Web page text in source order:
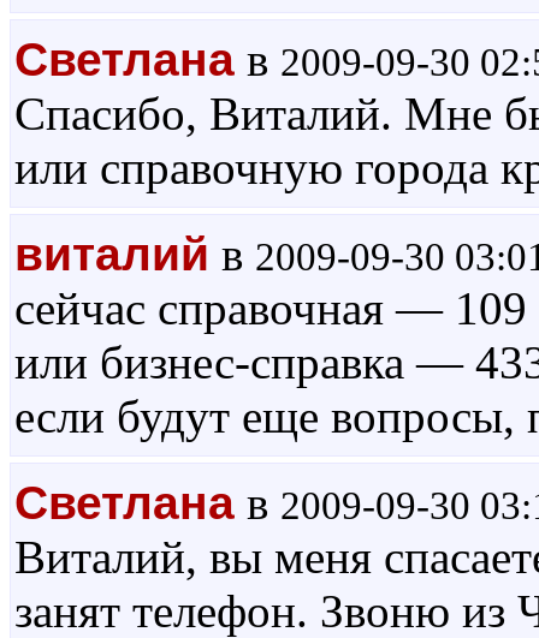
Светлана в 2009-09-30
Спасибо, Виталий. Мне
или справочную города
виталий в 2009-09-30
сейчас справочная — 109
или бизнес-справка —
если будут еще вопросы,
Светлана в 2009-09-30
Виталий, вы меня
занят телефон. Звоню из